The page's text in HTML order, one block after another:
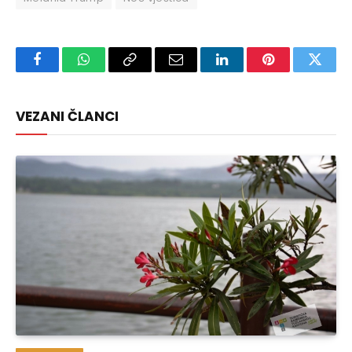
FacebookWhatsAppCopy
Email LinkedInPinterest
VEZANI ČLANCI